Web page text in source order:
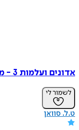
אדונים ועלמות 3 - מר גרסיה
לשמור לי
ט.ל. סוואן